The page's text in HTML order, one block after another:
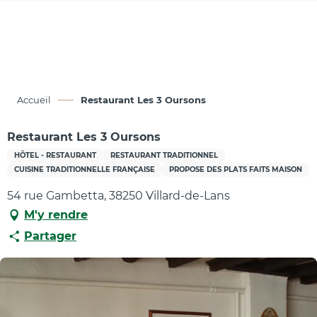
Accueil Restaurant Les 3 Oursons
Restaurant Les 3 Oursons
HÔTEL - RESTAURANT
RESTAURANT TRADITIONNEL
CUISINE TRADITIONNELLE FRANÇAISE
PROPOSE DES PLATS FAITS MAISON
54 rue Gambetta, 38250 Villard-de-Lans
M'y rendre
Partager